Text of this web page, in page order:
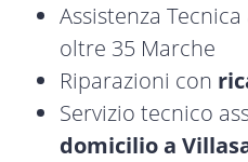
Assistenza
oltre 35 Marche
Riparazioni con
Servizio tecnico
domicilio a